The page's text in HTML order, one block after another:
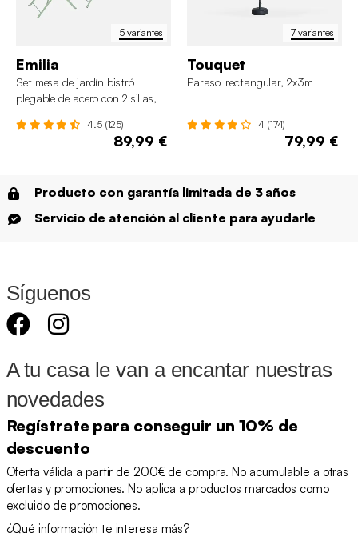
5 variantes
Emilia
Set mesa de jardín bistró
plegable de acero con 2 sillas,
4.5 (125)
89,99 €
7 variantes
Touquet
Parasol rectangular, 2x3m
4 (174)
79,99 €
Producto con garantía limitada de 3 años
Servicio de atención al cliente para ayudarle
Síguenos
A tu casa le van a encantar nuestras
novedades
Regístrate para conseguir un 10% de
descuento
Oferta válida a partir de 200€ de compra. No acumulable a otras
ofertas y promociones. No aplica a productos marcados como
excluido de promociones.
¿Qué información te interesa más?